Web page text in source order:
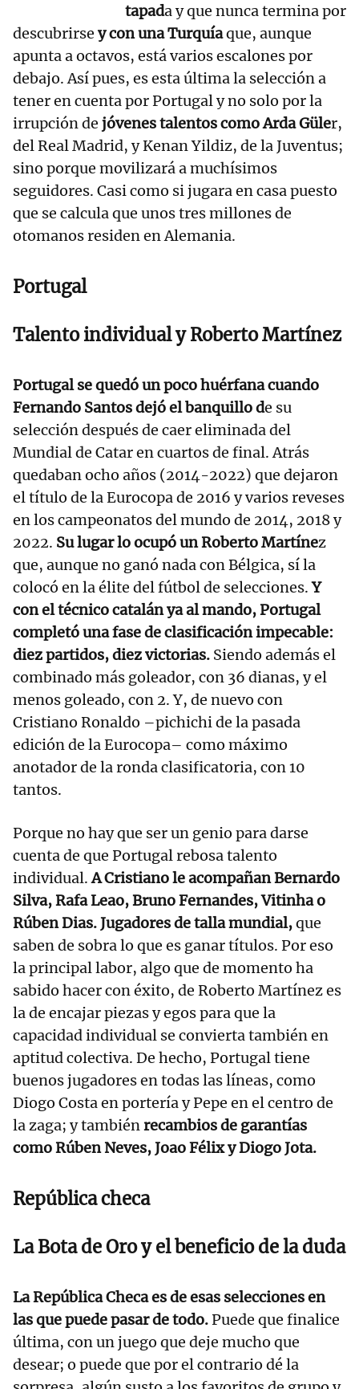
tapada y que nunca termina por
descubrirse y con una Turquíaque, aunque
apunta a octavos, está varios escalones por
debajo. Así pues, es esta última la selección a
tener en cuenta por Portugal y no solo por la
irrupción de jóvenes talentos como Arda Güler,
del Real Madrid, y Kenan Yildiz, de la Juventus;
sino porque movilizará a muchísimos
seguidores. Casi como si jugara en casa puesto
que se calcula que unos tres millones de
otomanos residen en Alemania.
Portugal
Talento individual y Roberto Martínez
Portugal se quedó un poco huérfana cuando
Fernando Santos dejó el banquillo de su
selección después de caer eliminada del
Mundial de Catar en cuartos de final. Atrás
quedaban ocho años (2014-2022) que dejaron
el título de la Eurocopa de 2016 y varios reveses
en los campeonatos del mundo de 2014, 2018 y
2022. Su lugar lo ocupó un Roberto Martínez
que, aunque no ganó nada con Bélgica, sí la
colocó en la élite del fútbol de selecciones.Y
con el técnico catalán ya al mando, Portugal
completó una fase de clasificación impecable:
diez partidos, diez victorias. Siendo además el
combinado más goleador, con 36 dianas, y el
menos goleado, con 2. Y, de nuevo con
Cristiano Ronaldo –pichichi de la pasada
edición de la Eurocopa– como máximo
anotador de la ronda clasificatoria, con 10
tantos.
Porque no hay que ser un genio para darse
cuenta de que Portugal rebosa talento
individual.A Cristiano le acompañan Bernardo
Silva, Rafa Leao, Bruno Fernandes, Vitinha o
Rúben Dias. Jugadores de talla mundial,que
saben de sobra lo que es ganar títulos. Por eso
la principal labor, algo que de momento ha
sabido hacer con éxito, de Roberto Martínez es
la de encajar piezas y egos para que la
capacidad individual se convierta también en
aptitud colectiva. De hecho, Portugal tiene
buenos jugadores en todas las líneas, como
Diogo Costa en portería y Pepe en el centro de
la zaga; y tambiénrecambios de garantías
como Rúben Neves, Joao Félix y Diogo Jota.
República checa
La Bota de Oro y el beneficio de la duda
La República Checa es de esas selecciones en
las que puede pasar de todo.Puede que finalice
última, con un juego que deje mucho que
desear; o puede que por el contrario dé la